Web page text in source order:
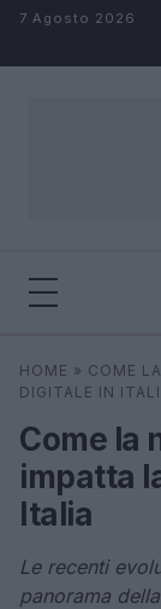
Salta al contenuto
7 Agosto 2026
Cerca
HOME » COME
DIGITALE IN
Come la
impatta
Italia
Le recenti
panorama